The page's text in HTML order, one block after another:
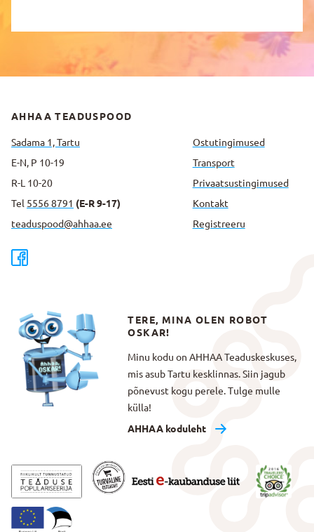
AHHAA TEADUSPOOD
Sadama 1, Tartu
E-N, P 10-19
R-L 10-20
Tel 5556 8791 (E-R 9-17)
teaduspood@ahhaa.ee
Ostutingimused
Transport
Privaatsus­tingimused
Kontakt
Registreeru
TERE, MINA OLEN ROBOT
OSKAR!
Minu kodu on AHHAA Teaduskeskuses,
mis asub Tartu kesklinnas. Siin jagub
põnevust kogu perele. Tulge mulle
külla!
AHHAA koduleht